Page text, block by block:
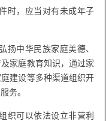
时，应当对有未成年子
扬中华民族家庭美德、
家庭教育知识，通过家
建设等多种渠道组织开
务。
织可以依法设立非营利